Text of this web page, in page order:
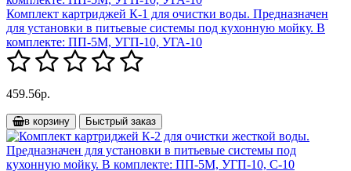
Комплект картриджей К-1 для очистки воды. Предназначен
для установки в питьевые системы под кухонную мойку. В
комплекте: ПП-5М, УГП-10, УГА-10
459.56р.
в корзину Быстрый заказ